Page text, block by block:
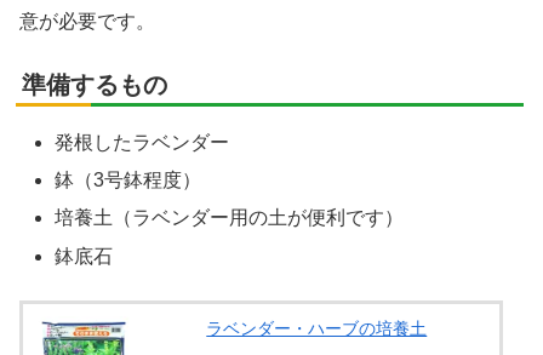
意が必要です。
準備するもの
発根したラベンダー
鉢（3号鉢程度）
培養土（ラベンダー用の土が便利です）
鉢底石
ラベンダー・ハーブの培養土